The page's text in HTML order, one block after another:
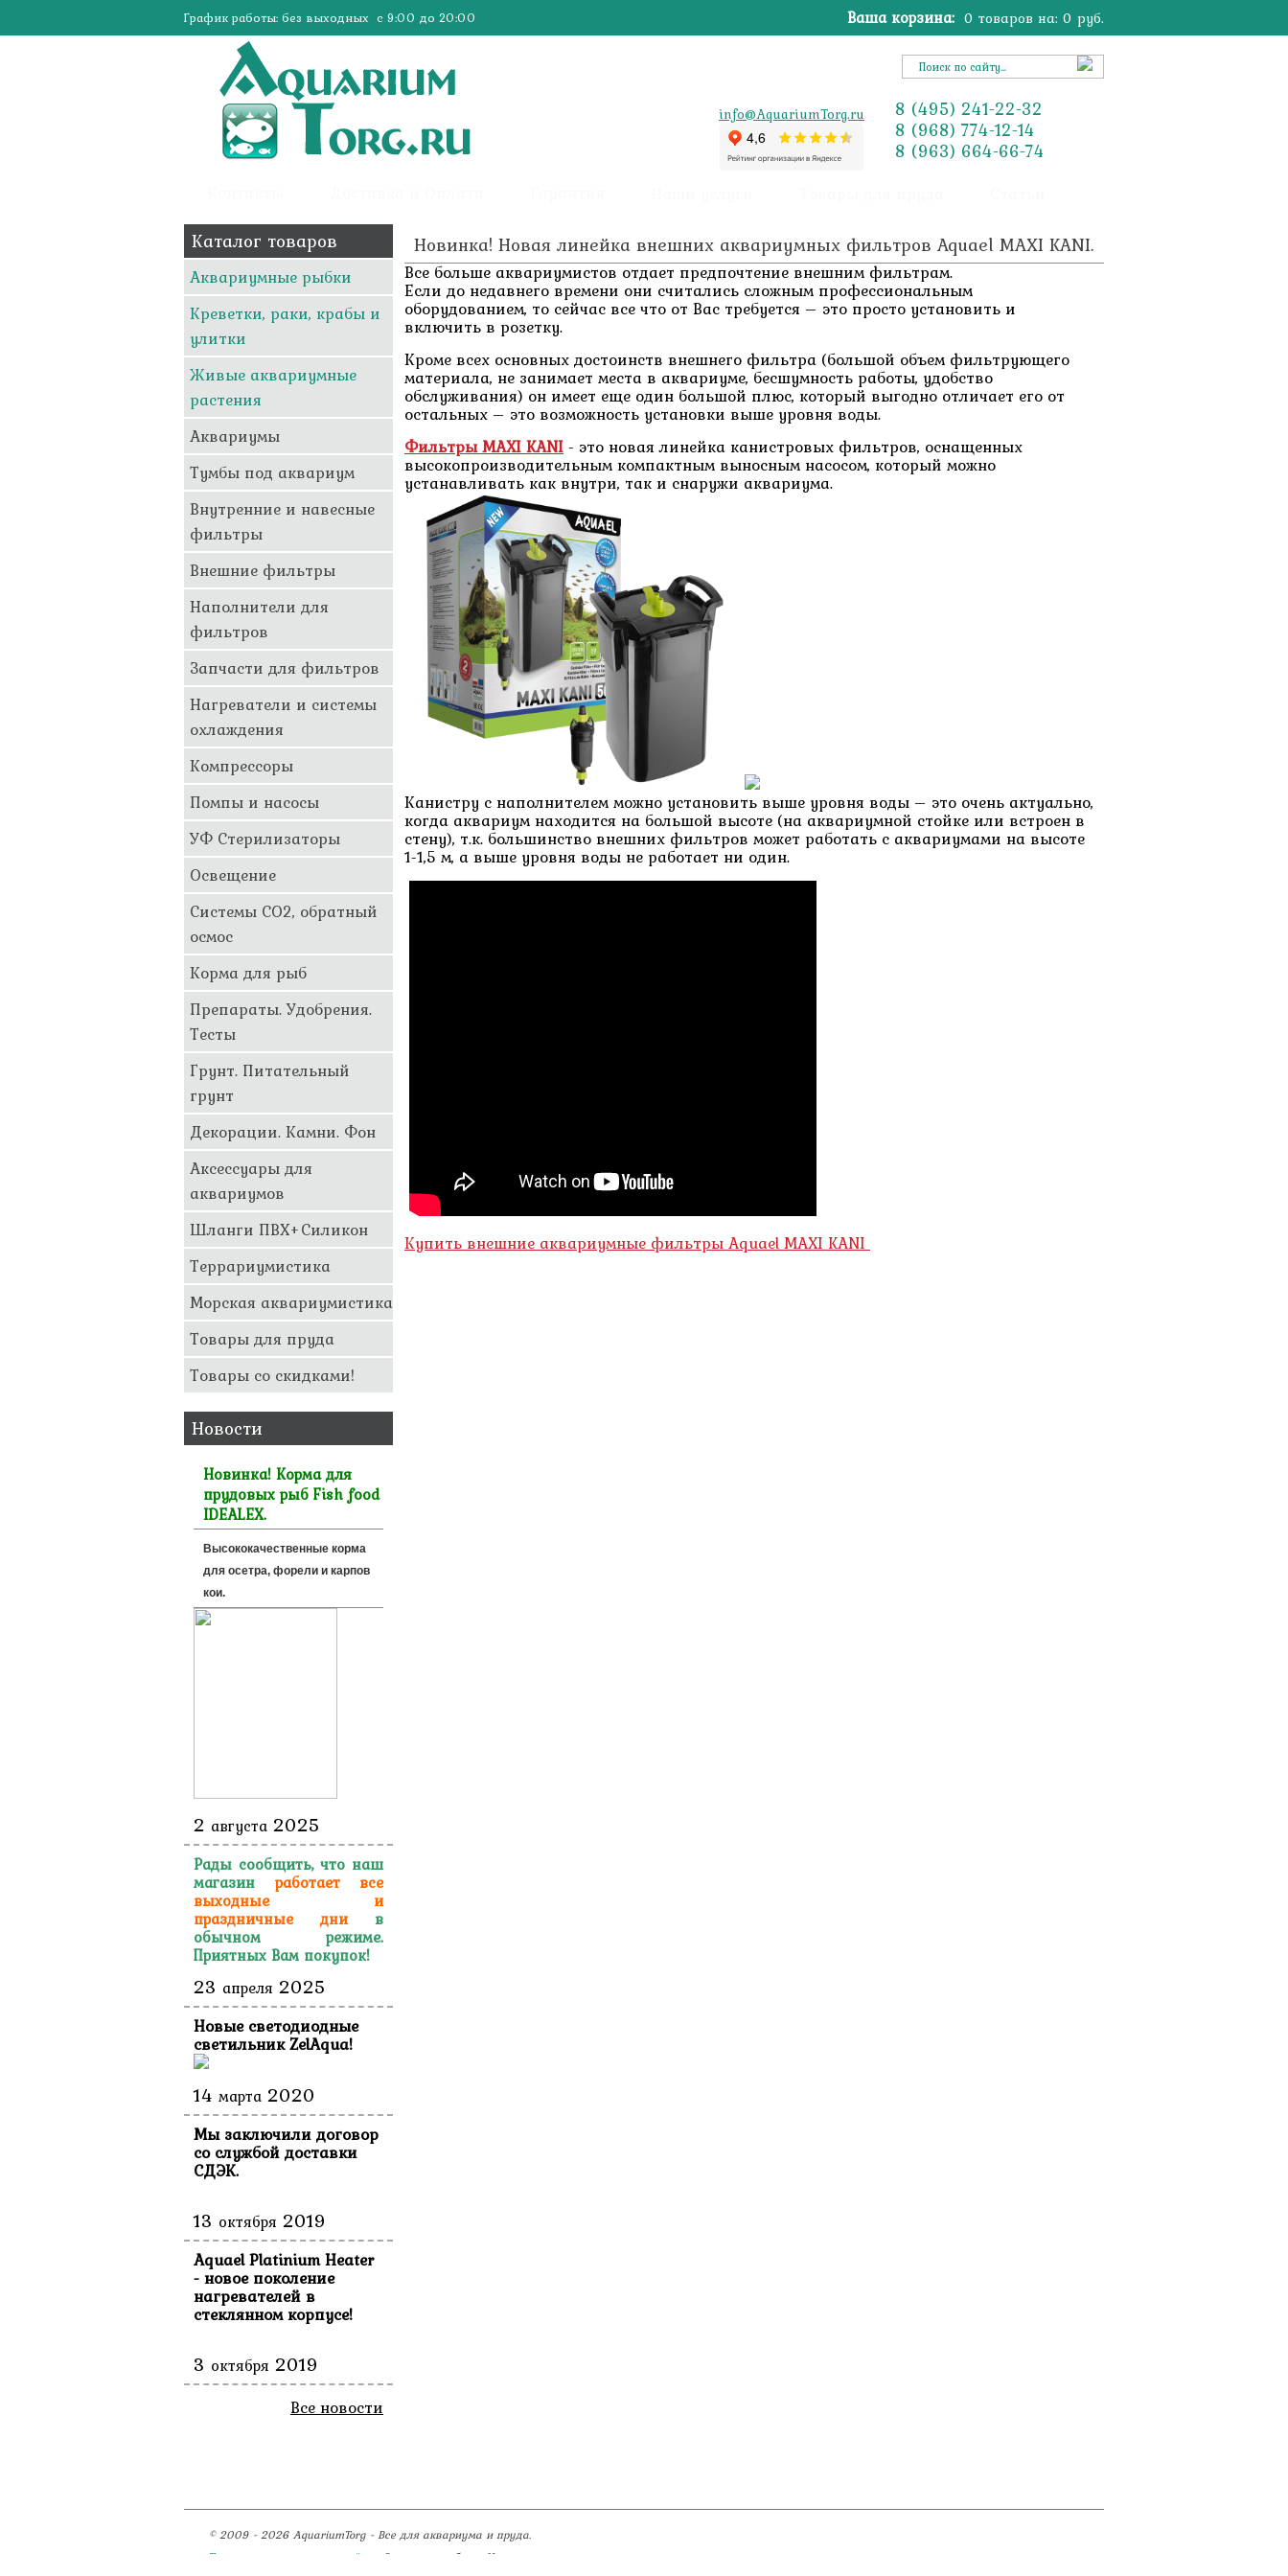
График работы: без выходных с 9:00 до 20:00 Ваша корзина: 0 товаров на: 0 руб.
8 (495) 241-22-32
8 (968) 774-12-14
8 (963) 664-66-74
info@AquariumTorg.ru
Каталог товаров
Аквариумные рыбки
Креветки, раки, крабы и
улитки
Живые аквариумные
растения
Аквариумы
Тумбы под аквариум
Внутренние и навесные
фильтры
Внешние фильтры
Наполнители для
фильтров
Запчасти для фильтров
Нагреватели и системы
охлаждения
Компрессоры
Помпы и насосы
УФ Стерилизаторы
Освещение
Системы CO2, обратный
осмос
Корма для рыб
Препараты. Удобрения.
Тесты
Грунт. Питательный
грунт
Декорации. Камни. Фон
Аксессуары для
аквариумов
Шланги ПВХ+Силикон
Террариумистика
Морская аквариумистика
Товары для пруда
Товары со скидками!
Новости
Новинка! Корма для
прудовых рыб Fish food
IDEALEX.
Высококачественные корма
для осетра, форели и карпов
кои.
2 августа 2025
Рады сообщить, что наш
магазин работает все
выходные и
праздничные днив
обычном режиме.
Приятных Вам покупок!
23 апреля 2025
Новые светодиодные
светильник ZelAqua!
14 марта 2020
Мы заключили договор
со службой доставки
СДЭК.
13 октября 2019
Aquael Platinium Heater
- новое поколение
нагревателей в
стеклянном корпусе!
3 октября 2019
Все новости
Новинка! Новая линейка внешних аквариумных фильтров Aquael MAXI KANI.
Все больше аквариумистов отдает предпочтение внешним фильтрам.
Если до недавнего времени они считались сложным профессиональным
оборудованием, то сейчас все что от Вас требуется – это просто установить и
включить в розетку.
Кроме всех основных достоинств внешнего фильтра (большой объем фильтрующего
материала, не занимает места в аквариуме, бесшумность работы, удобство
обслуживания) он имеет еще один большой плюс, который выгодно отличает его от
остальных – это возможность установки выше уровня воды.
Фильтры MAXI KANI- это новая линейка канистровых фильтров, оснащенных
высокопроизводительным компактным выносным насосом, который можно
устанавливать как внутри, так и снаружи аквариума.
Канистру с наполнителем можно установить выше уровня воды – это очень актуально,
когда аквариум находится на большой высоте (на аквариумной стойке или встроен в
стену), т.к. большинство внешних фильтров может работать с аквариумами на высоте
1-1,5 м, а выше уровня воды не работает ни один.
Купить внешние аквариумные фильтры Aquael MAXI KANI
© 2009 - 2026 AquariumTorg - Все для аквариума и пруда.
Техническая поддержка сайта
- Студия разработки Наумыч